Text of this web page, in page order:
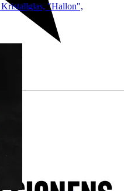
"Hallon",